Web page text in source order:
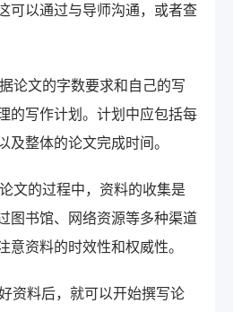
可以通过与导师沟通，或者查
论文的字数要求和自己的写
的写作计划。计划中应包括每
及整体的论文完成时间。
文的过程中，资料的收集是
图书馆、网络资源等多种渠道
意资料的时效性和权威性。
资料后，就可以开始撰写论